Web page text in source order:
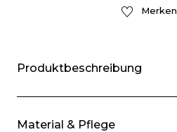
Merken
Produktbeschreibung
Material & Pflege